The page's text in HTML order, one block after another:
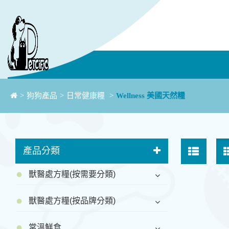
> 狗狗產品 > 日常健康糧 > Wellness 美國天然糧
產品分類
獸醫處方糧(按需要分類)
獸醫處方糧(按品牌分類)
常溫鮮食